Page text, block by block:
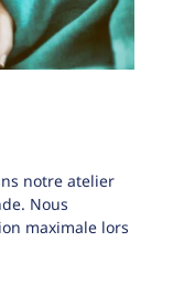
notre atelier
Nous
maximale lors